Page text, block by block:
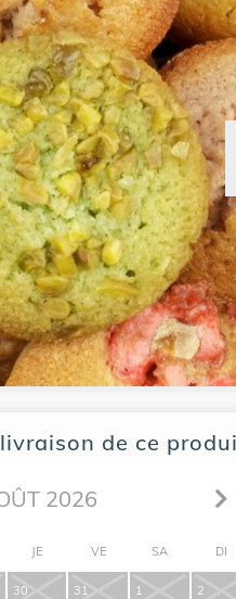
de ce
2026
JE VE SA DI
30 31 1 2